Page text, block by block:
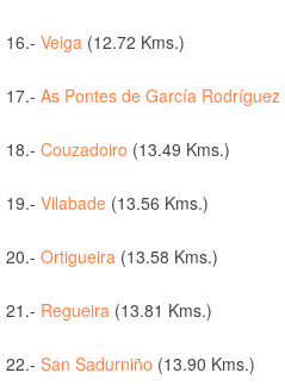
16.- Veiga (12.72 Kms.)
17.- As Pontes de García Rodríguez
18.- Couzadoiro (13.49 Kms.)
19.- Vilabade (13.56 Kms.)
20.- Ortigueira (13.58 Kms.)
21.- Regueira (13.81 Kms.)
22.- San Sadurniño (13.90 Kms.)